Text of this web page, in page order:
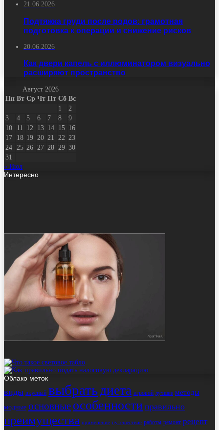
21.06.2026
Подтяжка груди после родов: грамотная
подготовка к операции и снижение рисков
20.06.2026
Как двери капель с иллюминатором визуально
расширяют пространство
Август 2026
Пн Вт Ср Чт Пт Сб Вс
1
2
3
4 5 6 7 8
9
10
11 12 13 14 15 16
17
18 19 20 21 22 23
24
25 26 27 28 29 30
31
« Июл
Интересно
Облако меток
виды вкусный выбратьдиета игровой лучшие методы
модные основные особенности правильно
преимущества применение путешествие работы ремонт рецепт